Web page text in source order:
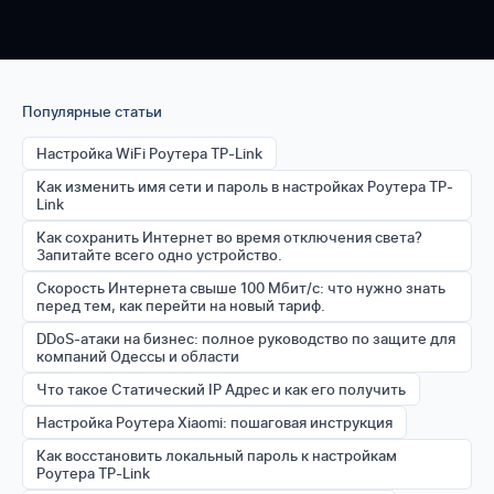
Популярные статьи
Настройка WiFi Роутера TP-Link
Как изменить имя сети и пароль в настройках Роутера TP-
Link
Как сохранить Интернет во время отключения света?
Запитайте всего одно устройство.
Скорость Интернета свыше 100 Мбит/с: что нужно знать
перед тем, как перейти на новый тариф.
DDoS-атаки на бизнес: полное руководство по защите для
компаний Одессы и области
Что такое Статический IP Адрес и как его получить
Настройка Роутера Xiaomi: пошаговая инструкция
Как восстановить локальный пароль к настройкам
Роутера TP-Link